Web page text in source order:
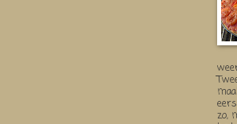
zo,